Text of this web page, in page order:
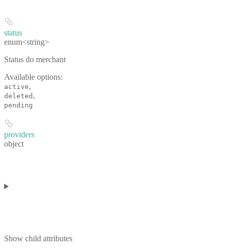
status
enum<string>
Status do merchant
Available options:
active,
deleted ,
pending
providers
object
Show child attributes